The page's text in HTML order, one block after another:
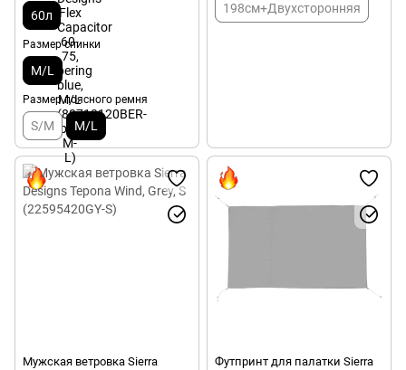
60л
Размер спинки
M/L
Размер поясного ремня
S/M M/L
198см+Двухсторонняя
Мужская ветровка Sierra
Футпринт для палатки Sierra